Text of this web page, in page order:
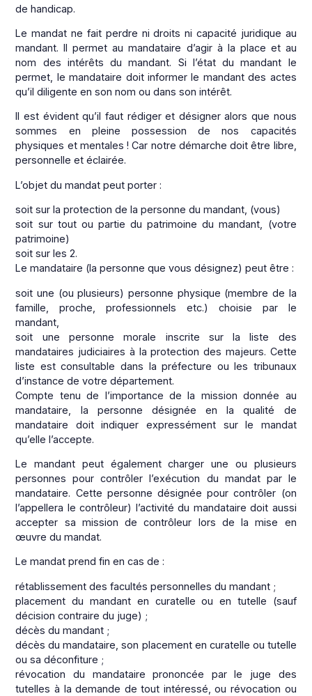
de handicap.
Le mandat ne fait perdre ni droits ni capacité juridique au
mandant. Il permet au mandataire d’agir à la place et au
nom des intérêts du mandant. Si l’état du mandant le
permet, le mandataire doit informer le mandant des actes
qu’il diligente en son nom ou dans son intérêt.
Il est évident qu’il faut rédiger et désigner alors que nous
sommes en pleine possession de nos capacités
physiques et mentales ! Car notre démarche doit être libre,
personnelle et éclairée.
L’objet du mandat peut porter :
soit sur la protection de la personne du mandant, (vous)
soit sur tout ou partie du patrimoine du mandant, (votre
patrimoine)
soit sur les 2.
Le mandataire (la personne que vous désignez) peut être :
soit une (ou plusieurs) personne physique (membre de la
famille, proche, professionnels etc.) choisie par le
mandant,
soit une personne morale inscrite sur la liste des
mandataires judiciaires à la protection des majeurs. Cette
liste est consultable dans la préfecture ou les tribunaux
d’instance de votre département.
Compte tenu de l’importance de la mission donnée au
mandataire, la personne désignée en la qualité de
mandataire doit indiquer expressément sur le mandat
qu’elle l’accepte.
Le mandant peut également charger une ou plusieurs
personnes pour contrôler l’exécution du mandat par le
mandataire. Cette personne désignée pour contrôler (on
l’appellera le contrôleur) l’activité du mandataire doit aussi
accepter sa mission de contrôleur lors de la mise en
œuvre du mandat.
Le mandat prend fin en cas de :
rétablissement des facultés personnelles du mandant ;
placement du mandant en curatelle ou en tutelle (sauf
décision contraire du juge) ;
décès du mandant ;
décès du mandataire, son placement en curatelle ou tutelle
ou sa déconfiture ;
révocation du mandataire prononcée par le juge des
tutelles à la demande de tout intéressé, ou révocation ou